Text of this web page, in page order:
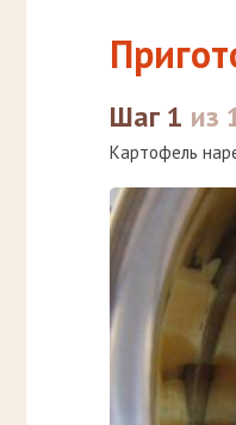
Шаг 1 из
Картофель